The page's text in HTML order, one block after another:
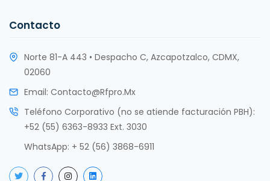
Contacto
Norte 81-A 443 • Despacho C, Azcapotzalco, CDMX,
02060
Email: Contacto@rfpro.mx
Teléfono Corporativo (no se atiende facturación PBH):
+52 (55) 6363-8933 Ext. 3030
WhatsApp: + 52 (56) 3868-6911